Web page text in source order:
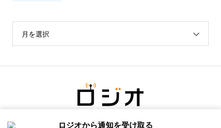
月を選択
ロジオから通知を受け取る